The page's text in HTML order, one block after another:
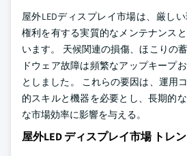
屋外LEDディスプレイ市場は、厳し
権利を有する実質的なメンテナンス
います。 天候関連の損傷、ほこりの
ドウェア故障は頻繁なアップキープ
としました。 これらの要因は、運用
的スキルと機器を必要とし、長期的
な市場効率に影響を与える。
屋外LED ディスプレイ市場 トレ